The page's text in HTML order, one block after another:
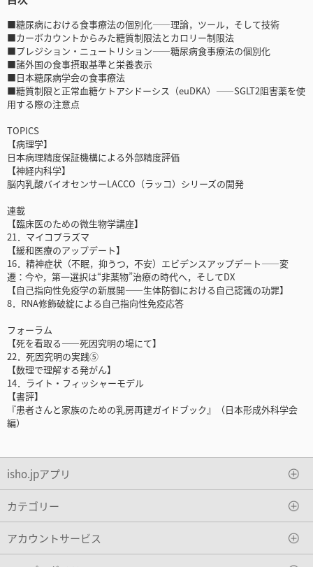
■糖尿病における食事療法の個別化――理論，ツール，そして技術
■カーボカウントからみた糖質制限法とカロリー制限法
■プレジション・ニュートリション――糖尿病食事療法の個別化
■諸外国の食事摂取基準と栄養表示
■日本糖尿病学会の食事療法
■糖質制限と正常血糖ケトアシドーシス（euDKA）――SGLT2阻害薬を使
用する際の注意点
TOPICS
【病理学】
日本病理精度保証機構による外部精度評価
【神経内科学】
脳内乳酸バイオセンサーLACCO（ラッコ）シリーズの開発
連載
【臨床医のための微生物学講座】
21．マイコプラズマ
【緩和医療のアップデート】
16．精神症状（不眠，抑うつ，不安）エビデンスアップデート――変
遷：今や，第一選択は“非薬物”治療の時代へ，そしてDX
【自己指向性免疫学の新展開――生体防御における自己認識の功罪】
8．RNA修飾破綻による自己指向性免疫応答
フォーラム
【死を看取る――死因究明の場にて】
22．死因究明の実践⑤
【数理で理解する発がん】
14．ライト・フィッシャーモデル
【書評】
『患者さんと家族のための乳房再建ガイドブック』（日本形成外科学会
編）
isho.jpアプリ
カテゴリー
アカウントサービス